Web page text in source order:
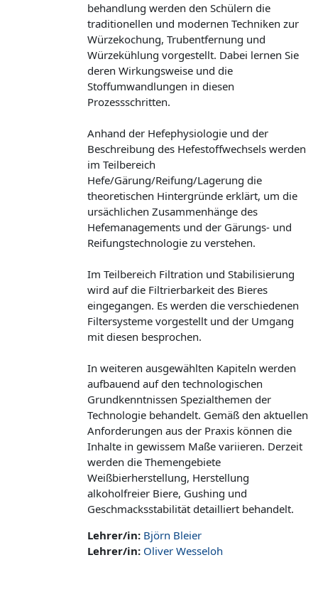
behandlung werden den Schülern die
traditionellen und modernen Techniken zur
Würzekochung, Trubentfernung und
Würzekühlung vorgestellt. Dabei lernen Sie
deren Wirkungsweise und die
Stoffumwandlungen in diesen
Prozessschritten.
Anhand der Hefephysiologie und der
Beschreibung des Hefestoffwechsels werden
im Teilbereich
Hefe/Gärung/Reifung/Lagerung die
theoretischen Hintergründe erklärt, um die
ursächlichen Zusammenhänge des
Hefemanagements und der Gärungs- und
Reifungstechnologie zu verstehen.
Im Teilbereich Filtration und Stabilisierung
wird auf die Filtrierbarkeit des Bieres
eingegangen. Es werden die verschiedenen
Filtersysteme vorgestellt und der Umgang
mit diesen besprochen.
In weiteren ausgewählten Kapiteln werden
aufbauend auf den technologischen
Grundkenntnissen Spezialthemen der
Technologie behandelt. Gemäß den aktuellen
Anforderungen aus der Praxis können die
Inhalte in gewissem Maße variieren. Derzeit
werden die Themengebiete
Weißbierherstellung, Herstellung
alkoholfreier Biere, Gushing und
Geschmacksstabilität detailliert behandelt.
Lehrer/in: Björn Bleier
Lehrer/in: Oliver Wesseloh